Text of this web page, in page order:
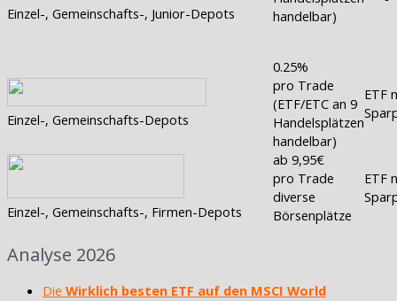
Einzel-, Gemeinschafts-, Junior-Depots
handelbar)
Einzel-, Gemeinschafts-Depots
0.25%
pro Trade
(ETF/ETC an 9
Handelsplätzen
handelbar)
ETF
Einzel-, Gemeinschafts-, Firmen-Depots
ab 9,95€
pro Trade
diverse
Börsenplätze
ETF
Analyse 2026
Die Wirklich besten ETF auf den MSCI World